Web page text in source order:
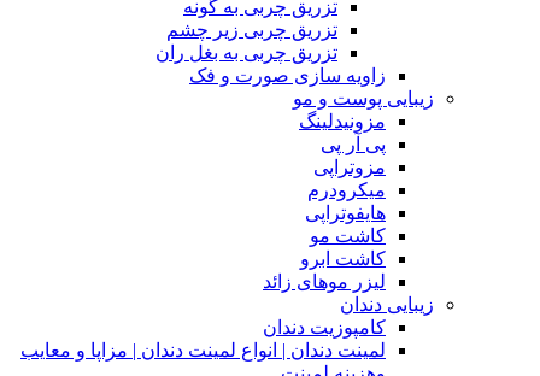
تزریق چربی به گونه
تزریق چربی زیر چشم
تزریق چربی به بغل ران
زاویه سازی صورت و فک
زیبایی پوست و مو
مزونیدلینگ
پی آر پی
مزوتراپی
میکرودرم
هایفوتراپی
کاشت مو
کاشت ابرو
لیزر موهای زائد
زیبایی دندان
کامپوزیت دندان
لمینت دندان | انواع لمینت دندان | مزاپا و معایب